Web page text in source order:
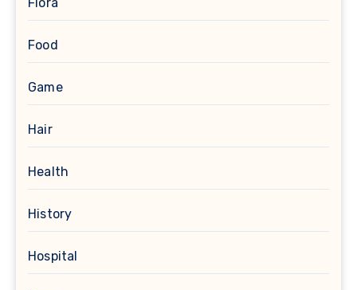
Flora
Food
Game
Hair
Health
History
Hospital